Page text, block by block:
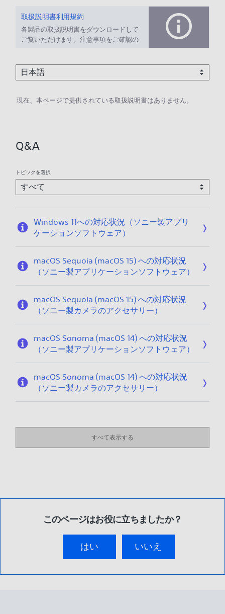
取扱説明書利用規約
各製品の取扱説明書をダウンロードして
ご覧いただけます。注意事項をご確認の
現在、本ページで提供されている取扱説明書はありません。
Q&A
トピックを選択
Windows 11への対応状況（ソニー製アプリ
ケーションソフトウェア）
macOS Sequoia (macOS 15) への対応状況
（ソニー製アプリケーションソフトウェア）
macOS Sequoia (macOS 15) への対応状況
（ソニー製カメラのアクセサリー）
macOS Sonoma (macOS 14) への対応状況
（ソニー製アプリケーションソフトウェア）
macOS Sonoma (macOS 14) への対応状況
（ソニー製カメラのアクセサリー）
すべて表示する
このページはお役に立ちましたか？
はい いいえ